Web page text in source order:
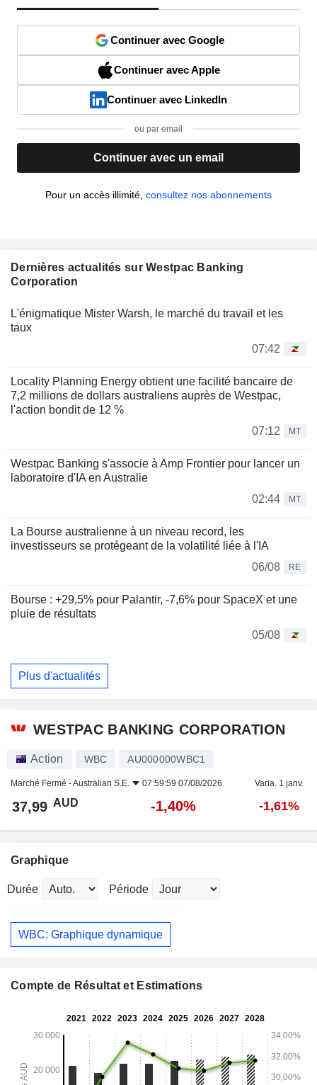
Continuer avec Google
Continuer avec Apple
Continuer avec LinkedIn
ou par email
Continuer avec un email
Pour un accès illimité, consultez nos abonnements
Dernières actualités sur Westpac Banking
Corporation
L'énigmatique Mister Warsh, le marché du travail et les
taux
07:42
Locality Planning Energy obtient une facilité bancaire de
7,2 millions de dollars australiens auprès de Westpac,
l'action bondit de 12 %
07:12
MT
Westpac Banking s'associe à Amp Frontier pour lancer un
laboratoire d'IA en Australie
02:44
MT
La Bourse australienne à un niveau record, les
investisseurs se protégeant de la volatilité liée à l'IA
06/08
RE
Bourse : +29,5% pour Palantir, -7,6% pour SpaceX et une
pluie de résultats
05/08
Plus d'actualités
WESTPAC BANKING CORPORATION
Action WBC AU000000WBC1
Marché Fermé -Australian S.E. 07:59:59 07/08/2026 Varia. 1 janv.
37,99 AUD -1,40% -1,61%
Graphique
Durée Période
WBC: Graphique dynamique
Compte de Résultat et Estimations